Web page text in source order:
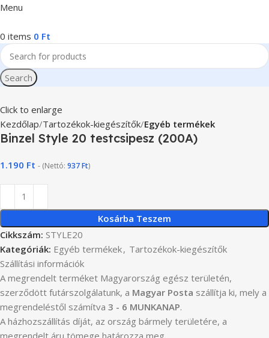
Menu
0 items 0 Ft
Search
Click to enlarge
Kezdőlap Tartozékok-kiegészítők Egyéb termékek
Binzel Style 20 testcsipesz (200A)
1.190 Ft - (Nettó: 937Ft)
Kosárba Teszem
Cikkszám: STYLE20
Kategóriák: Egyéb termékek, Tartozékok-kiegészítők
Szállítási információk
A megrendelt terméket Magyarország egész területén,
szerződött futárszolgálatunk, a Magyar Posta szállítja ki, mely a
megrendeléstől számítva 3 - 6 MUNKANAP.
A házhozszállítás díját, az ország bármely területére, a
megrendelt áru tömege határozza meg.